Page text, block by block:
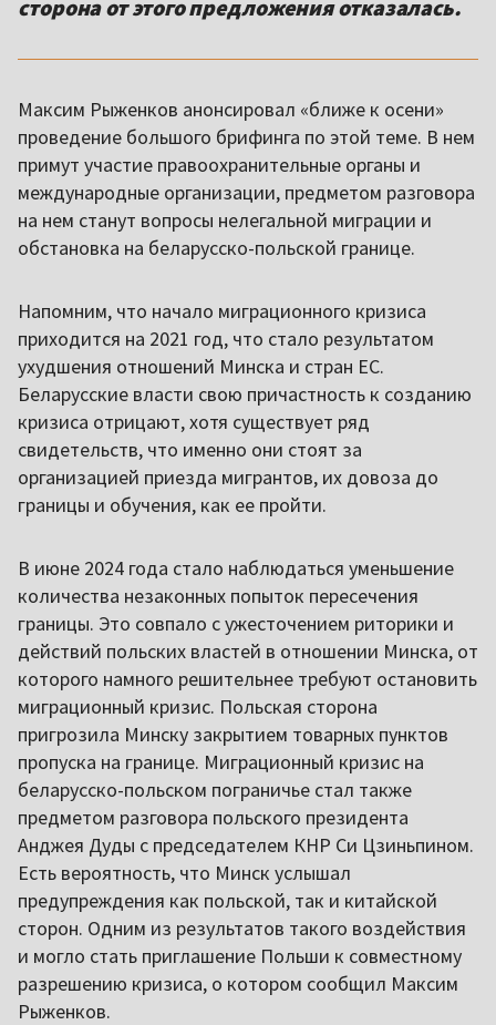
сторона от этого предложения отказалась.
Максим Рыженков анонсировал «ближе к осени»
проведение большого брифинга по этой теме. В нем
примут участие правоохранительные органы и
международные организации, предметом разговора
на нем станут вопросы нелегальной миграции и
обстановка на беларусско-польской границе.
Напомним, что начало миграционного кризиса
приходится на 2021 год, что стало результатом
ухудшения отношений Минска и стран ЕС.
Беларусские власти свою причастность к созданию
кризиса отрицают, хотя существует ряд
свидетельств, что именно они стоят за
организацией приезда мигрантов, их довоза до
границы и обучения, как ее пройти.
В июне 2024 года стало наблюдаться уменьшение
количества незаконных попыток пересечения
границы. Это совпало с ужесточением риторики и
действий польских властей в отношении Минска, от
которого намного решительнее требуют остановить
миграционный кризис. Польская сторона
пригрозила Минску закрытием товарных пунктов
пропуска на границе. Миграционный кризис на
беларусско-польском пограничье стал также
предметом разговора польского президента
Анджея Дуды с председателем КНР Си Цзиньпином.
Есть вероятность, что Минск услышал
предупреждения как польской, так и китайской
сторон. Одним из результатов такого воздействия
и могло стать приглашение Польши к совместному
разрешению кризиса, о котором сообщил Максим
Рыженков.